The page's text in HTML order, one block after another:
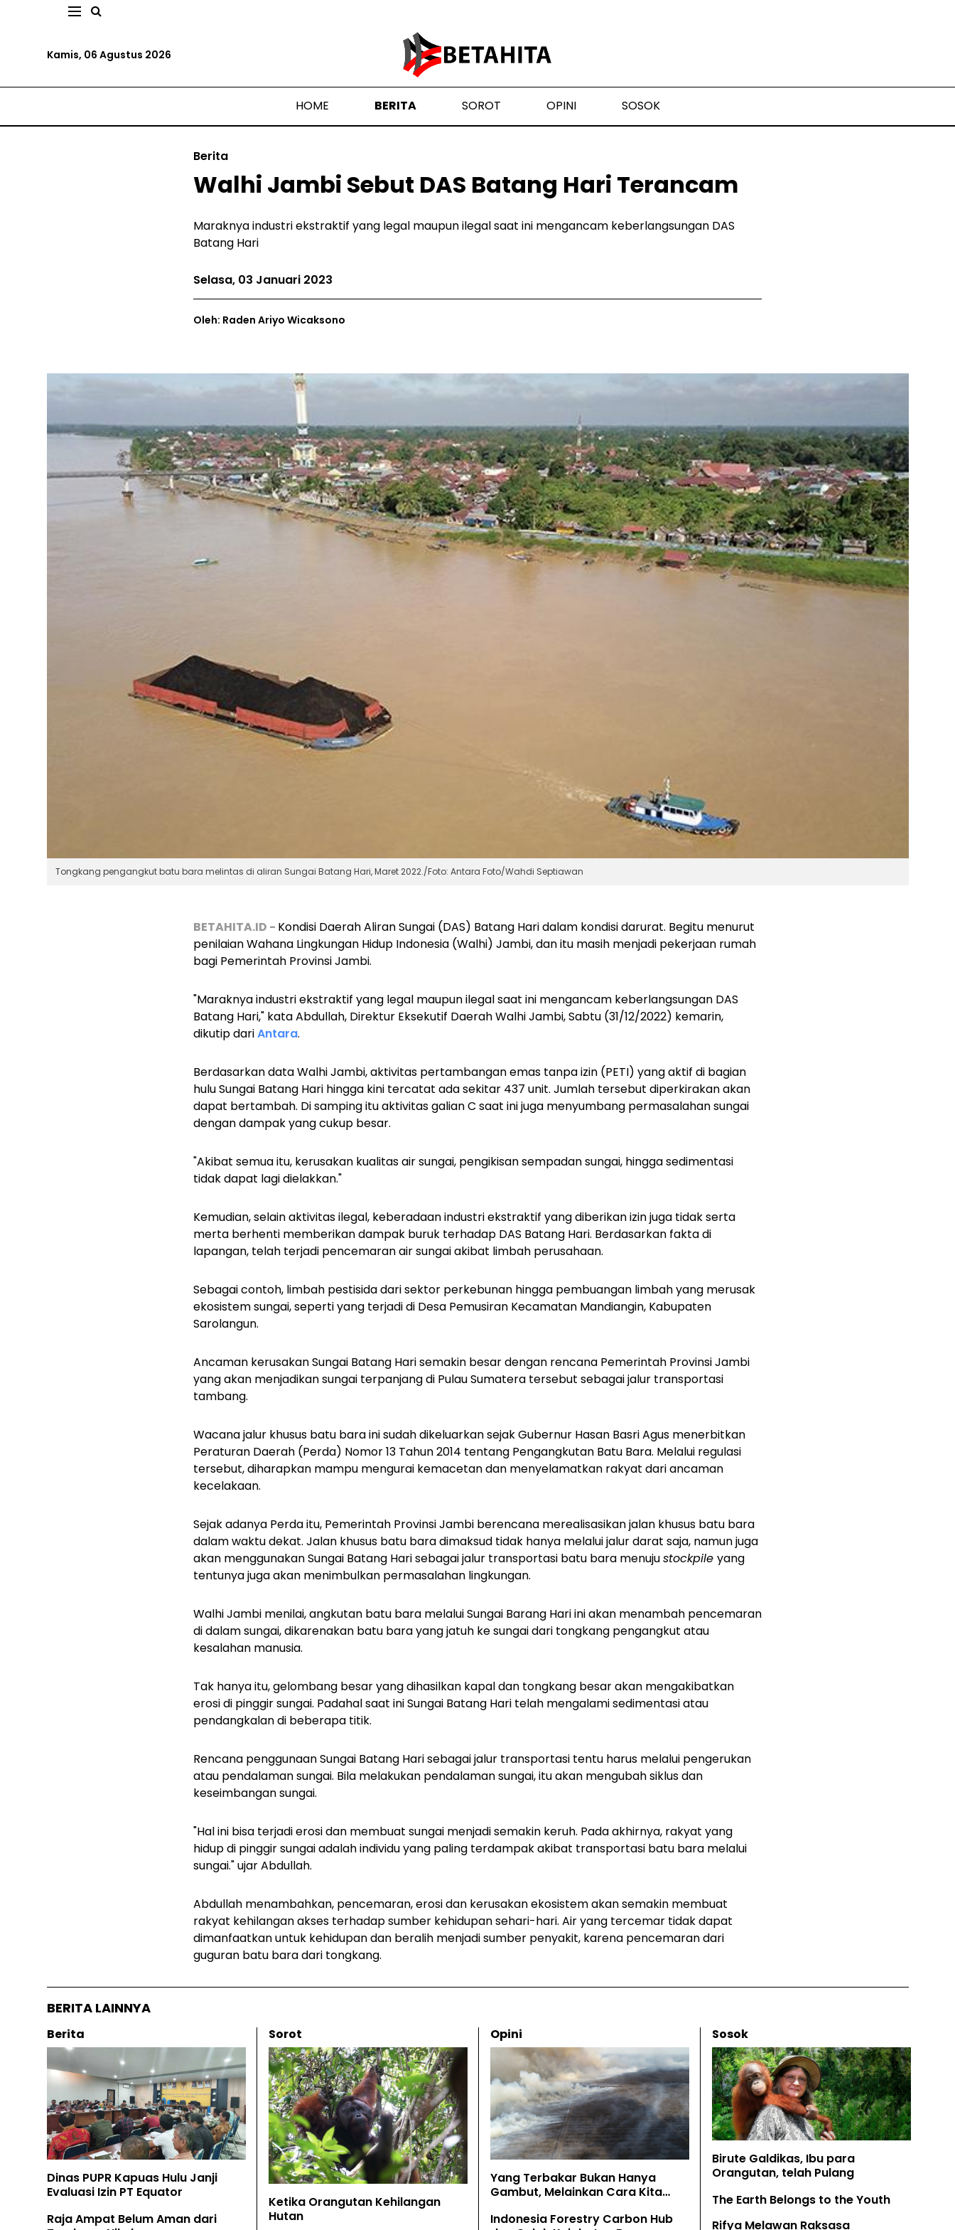
Kamis, 06 Agustus 2026
HOME BERITA SOROT OPINI SOSOK
Berita
Walhi Jambi Sebut DAS Batang Hari Terancam
Maraknya industri ekstraktif yang legal maupun ilegal saat ini mengancam keberlangsungan DAS
Batang Hari
Selasa, 03 Januari 2023
Oleh: Raden Ariyo Wicaksono
Tongkang pengangkut batu bara melintas di aliran Sungai Batang Hari, Maret 2022./Foto: Antara Foto/Wahdi Septiawan
BETAHITA.ID - Kondisi Daerah Aliran Sungai (DAS) Batang Hari dalam kondisi darurat. Begitu menurut
penilaian Wahana Lingkungan Hidup Indonesia (Walhi) Jambi, dan itu masih menjadi pekerjaan rumah
bagi Pemerintah Provinsi Jambi.
"Maraknya industri ekstraktif yang legal maupun ilegal saat ini mengancam keberlangsungan DAS
Batang Hari," kata Abdullah, Direktur Eksekutif Daerah Walhi Jambi, Sabtu (31/12/2022) kemarin,
dikutip dariAntara.
Berdasarkan data Walhi Jambi, aktivitas pertambangan emas tanpa izin (PETI) yang aktif di bagian
hulu Sungai Batang Hari hingga kini tercatat ada sekitar 437 unit. Jumlah tersebut diperkirakan akan
dapat bertambah. Di samping itu aktivitas galian C saat ini juga menyumbang permasalahan sungai
dengan dampak yang cukup besar.
"Akibat semua itu, kerusakan kualitas air sungai, pengikisan sempadan sungai, hingga sedimentasi
tidak dapat lagi dielakkan."
Kemudian, selain aktivitas ilegal, keberadaan industri ekstraktif yang diberikan izin juga tidak serta
merta berhenti memberikan dampak buruk terhadap DAS Batang Hari. Berdasarkan fakta di
lapangan, telah terjadi pencemaran air sungai akibat limbah perusahaan.
Sebagai contoh, limbah pestisida dari sektor perkebunan hingga pembuangan limbah yang merusak
ekosistem sungai, seperti yang terjadi di Desa Pemusiran Kecamatan Mandiangin, Kabupaten
Sarolangun.
Ancaman kerusakan Sungai Batang Hari semakin besar dengan rencana Pemerintah Provinsi Jambi
yang akan menjadikan sungai terpanjang di Pulau Sumatera tersebut sebagai jalur transportasi
tambang.
Wacana jalur khusus batu bara ini sudah dikeluarkan sejak Gubernur Hasan Basri Agus menerbitkan
Peraturan Daerah (Perda) Nomor 13 Tahun 2014 tentang Pengangkutan Batu Bara. Melalui regulasi
tersebut, diharapkan mampu mengurai kemacetan dan menyelamatkan rakyat dari ancaman
kecelakaan.
Sejak adanya Perda itu, Pemerintah Provinsi Jambi berencana merealisasikan jalan khusus batu bara
dalam waktu dekat. Jalan khusus batu bara dimaksud tidak hanya melalui jalur darat saja, namun juga
akan menggunakan Sungai Batang Hari sebagai jalur transportasi batu bara menujustockpile yang
tentunya juga akan menimbulkan permasalahan lingkungan.
Walhi Jambi menilai, angkutan batu bara melalui Sungai Barang Hari ini akan menambah pencemaran
di dalam sungai, dikarenakan batu bara yang jatuh ke sungai dari tongkang pengangkut atau
kesalahan manusia.
Tak hanya itu, gelombang besar yang dihasilkan kapal dan tongkang besar akan mengakibatkan
erosi di pinggir sungai. Padahal saat ini Sungai Batang Hari telah mengalami sedimentasi atau
pendangkalan di beberapa titik.
Rencana penggunaan Sungai Batang Hari sebagai jalur transportasi tentu harus melalui pengerukan
atau pendalaman sungai. Bila melakukan pendalaman sungai, itu akan mengubah siklus dan
keseimbangan sungai.
"Hal ini bisa terjadi erosi dan membuat sungai menjadi semakin keruh. Pada akhirnya, rakyat yang
hidup di pinggir sungai adalah individu yang paling terdampak akibat transportasi batu bara melalui
sungai." ujar Abdullah.
Abdullah menambahkan, pencemaran, erosi dan kerusakan ekosistem akan semakin membuat
rakyat kehilangan akses terhadap sumber kehidupan sehari-hari. Air yang tercemar tidak dapat
dimanfaatkan untuk kehidupan dan beralih menjadi sumber penyakit, karena pencemaran dari
guguran batu bara dari tongkang.
BERITA LAINNYA
Berita
Dinas PUPR Kapuas Hulu Janji
Evaluasi Izin PT Equator
Raja Ampat Belum Aman dari
Sorot
Ketika Orangutan Kehilangan
Hutan
Opini
Yang Terbakar Bukan Hanya
Gambut, Melainkan Cara Kita
Indonesia Forestry Carbon Hub
Sosok
Birute Galdikas, Ibu para
Orangutan, telah Pulang
The Earth Belongs to the Youth
Rifya Melawan Raksasa